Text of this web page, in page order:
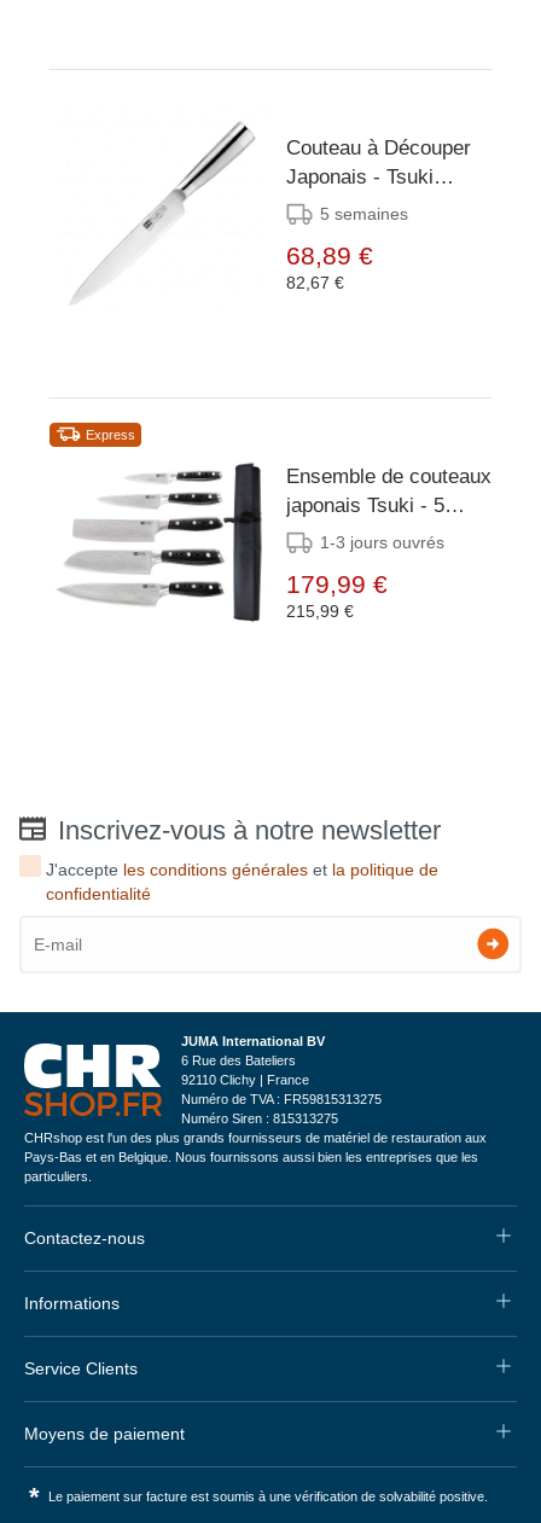
Couteau à Découper
Japonais - Tsuki
Series 8 - 200mm
5 semaines
68,89 €
82,67 €
Express
Ensemble de couteaux
japonais Tsuki - 5
couteaux avec étui
1-3 jours ouvrés
179,99 €
215,99 €
Inscrivez-vous à notre newsletter
J'accepte les conditions générales et la politique de
confidentialité
JUMA International BV
6 Rue des Bateliers
92110 Clichy | France
Numéro de TVA : FR59815313275
Numéro Siren : 815313275
CHRshop est l'un des plus grands fournisseurs de matériel de restauration aux
Pays-Bas et en Belgique. Nous fournissons aussi bien les entreprises que les
particuliers.
Contactez-nous
Informations
Service Clients
Moyens de paiement
* Le paiement sur facture est soumis à une vérification de solvabilité positive.